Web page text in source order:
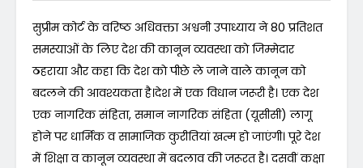
सुप्रीम कोर्ट के वरिष्ठ अधिवक्ता अश्वनी उपाध्याय ने 80 प्रतिशत
समस्याओं के लिए देश की कानून व्यवस्था काे जिम्मेदार
ठहराया और कहा कि देश काे पीछे ले जाने वाले कानून को
बदलने की आवश्यकता है।देश में एक विधान जरूरी है। एक देश
एक नागरिक संहिता, समान नागरिक संहिता (यूसीसी) लागू
होने पर धार्मिक व सामाजिक कुरीतियां खत्म हो जाएंगी। पूरे देश
में शिक्षा व कानून व्यवस्था में बदलाव की जरूरत है। दसवीं कक्षा